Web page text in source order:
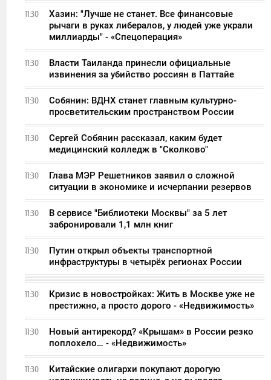
11:30
Хазин: "Лучше не станет. Все финансовые
рычаги в руках либералов, у людей уже украли
миллиарды" - «Спецоперация»
11:30
Власти Таиланда принесли официальные
извинения за убийство россиян в Паттайе
11:30
Собянин: ВДНХ станет главным культурно-
просветительским пространством России
11:30
Сергей Собянин рассказал, каким будет
медицинский колледж в "Сколково"
11:30
Глава МЭР Решетников заявил о сложной
ситуации в экономике и исчерпании резервов
11:30
В сервисе "Библиотеки Москвы" за 5 лет
забронировали 1,1 млн книг
11:30
Путин открыл объекты транспортной
инфраструктуры в четырёх регионах России
11:30
Кризис в новостройках: Жить в Москве уже не
престижно, а просто дорого - «Недвижимость»
11:30
Новый антирекорд? «Крышам» в России резко
поплохело… - «Недвижимость»
11:30
Китайские олигархи покупают дорогую